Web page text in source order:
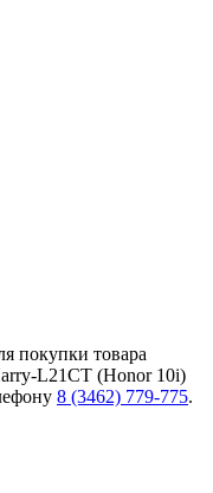
покупки товара
L21CT (Honor 10i)
8 (3462) 779-775.